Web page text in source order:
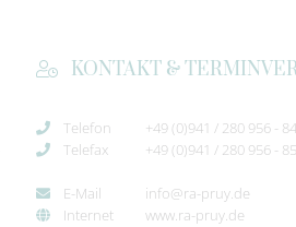
KONTAKT &
Telefon
+49 (0)941 / 280 956 - 84
Telefax
+49 (0)941 / 280 956 - 85
E-Mail
info@ra-pruy.de
Internet
www.ra-pruy.de